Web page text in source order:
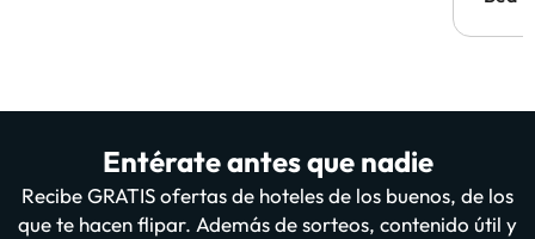
Entérate antes que nadie
Recibe GRATIS ofertas de hoteles de los buenos, de los
que te hacen flipar. Además de sorteos, contenido útil y